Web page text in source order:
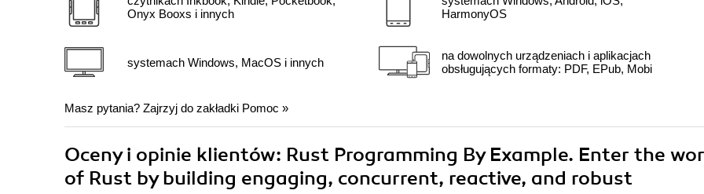
Onyx Booxs i innych
systemach Windows, MacOS i innych
HarmonyOS
na dowolnych urządzeniach i aplikacjach
obsługujących formaty: PDF, EPub, Mobi
Masz pytania? Zajrzyj do zakładki Pomoc »
Oceny i opinie klientów: Rust Programming By Example. Enter the
of Rust by building engaging, concurrent, reactive, and robust